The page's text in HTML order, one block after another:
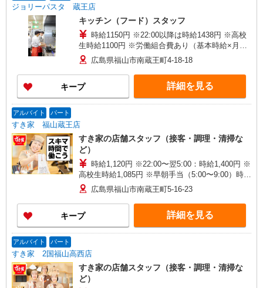
ジョリーパスタ 蔵王店
キッチン（フード）スタッフ
時給1150円 ※22:00以降は時給1438円 ※高校
生時給1100円 ※労働組合費あり（基本時給×月間
時間数×1.8％） ■土日・祝手当 土日・祝は時給＋
50円
広島県福山市南蔵王町4-18-18
キープ 詳細を見る
アルバイト パート
すき家 福山蔵王店
すき家の店舗スタッフ（接客・調理・清掃な
ど）
時給1,120円 ※22:00〜翌5:00：時給1,400円 ※
高校生時給1,085円 ※早朝手当（5:00〜9:00）時給
＋150円広島県福山市南蔵王町5-16-23
キープ 詳細を見る
アルバイト パート
すき家 2国福山高西店
すき家の店舗スタッフ（接客・調理・清掃な
ど）